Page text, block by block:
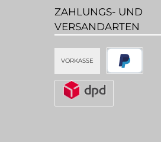
ZAHLUNGS- UND
VERSANDARTEN
VORKASSE